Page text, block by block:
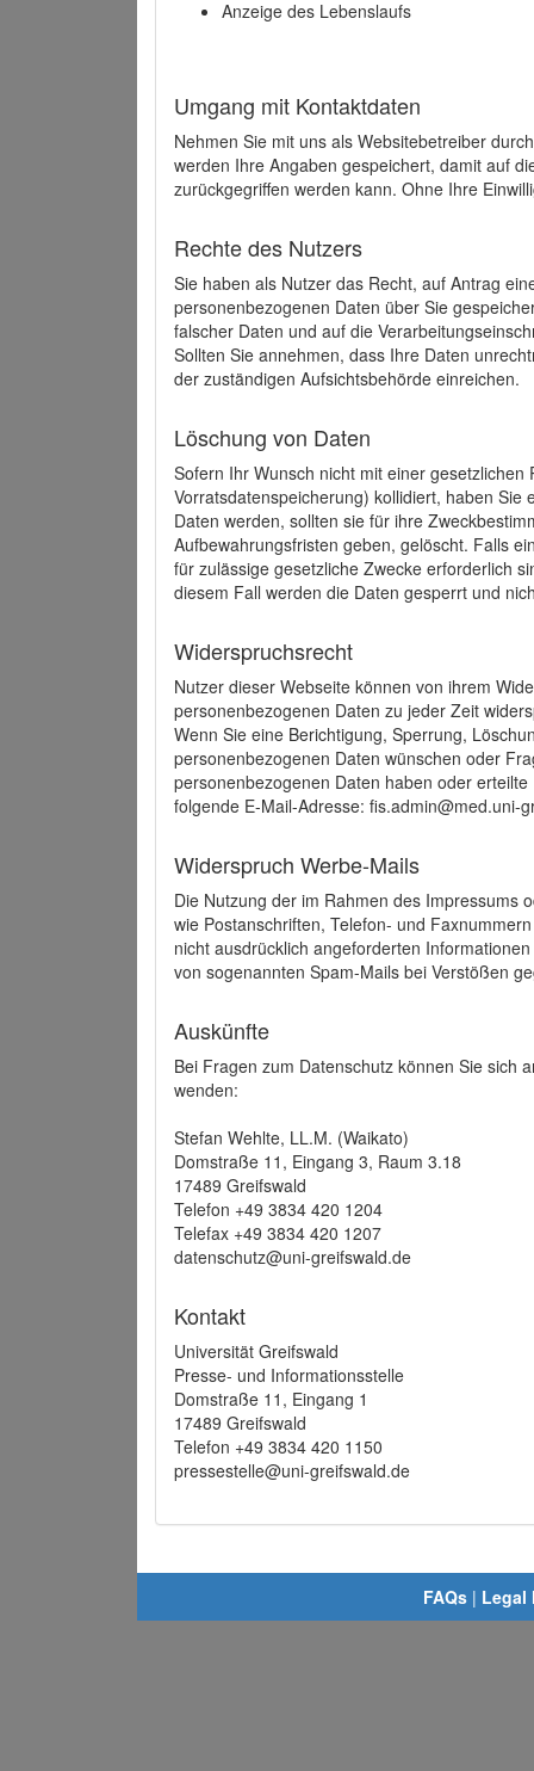
Anzeige des Lebenslaufs
Umgang mit Kontaktdaten
Nehmen Sie mit uns als Websitebetreiber
werden Ihre Angaben gespeichert, damit auf
zurückgegriffen werden kann. Ohne Ihre
Rechte des Nutzers
Sie haben als Nutzer das Recht, auf Antrag
personenbezogenen Daten über Sie
falscher Daten und auf die
Sollten Sie annehmen, dass Ihre Daten
der zuständigen Aufsichtsbehörde einreichen.
Löschung von Daten
Sofern Ihr Wunsch nicht mit einer
Vorratsdatenspeicherung) kollidiert, haben
Daten werden, sollten sie für ihre
Aufbewahrungsfristen geben, gelöscht. Falls
für zulässige gesetzliche Zwecke erforderlich
diesem Fall werden die Daten gesperrt und
Widerspruchsrecht
Nutzer dieser Webseite können von ihrem
personenbezogenen Daten zu jeder Zeit
Wenn Sie eine Berichtigung, Sperrung,
personenbezogenen Daten wünschen oder
personenbezogenen Daten haben oder
folgende E-Mail-Adresse: fis.admin@med.uni-
Widerspruch Werbe-Mails
Die Nutzung der im Rahmen des Impressums
wie Postanschriften, Telefon- und
nicht ausdrücklich angeforderten
von sogenannten Spam-Mails bei Verstößen
Auskünfte
Bei Fragen zum Datenschutz können Sie sich
wenden:
Stefan Wehlte, LL.M. (Waikato)
Domstraße 11, Eingang 3, Raum 3.18
17489 Greifswald
Telefon +49 3834 420 1204
Telefax +49 3834 420 1207
datenschutz@uni-greifswald.de
Kontakt
Universität Greifswald
Presse- und Informationsstelle
Domstraße 11, Eingang 1
17489 Greifswald
Telefon +49 3834 420 1150
pressestelle@uni-greifswald.de
FAQs | Legal